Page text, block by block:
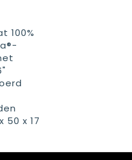
100%
50 x 17